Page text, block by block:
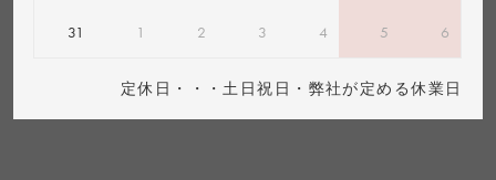
31 1 2 3 4 5 6
定休日・・・土日祝日・弊社が定める休業日